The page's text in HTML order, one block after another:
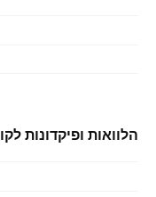
הלוואות ופיקדונות